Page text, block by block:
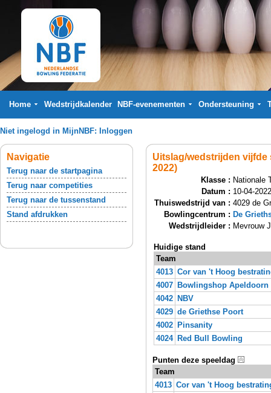
Home Wedstrijdkalender NBF-evenementen Ondersteuning
Niet ingelogd in MijnNBF: Inloggen
Navigatie
Terug naar de startpagina
Terug naar competities
Terug naar de tussenstand
Stand afdrukken
Uitslag/wedstrijden vijfde
2022)
Klasse : Nationale
Datum : 10-04-
Thuiswedstrijd van : 4029 de
Bowlingcentrum : De
Wedstrijdleider : Mevrouw
Huidige stand
Team
4013 Cor van 't Hoog
4007 Bowlingshop Apeldoorn
4042 NBV
4029 de Griethse Poort
4002 Pinsanity
4024 Red Bull Bowling
Punten deze speeldag
Team
4013 Cor van 't Hoog